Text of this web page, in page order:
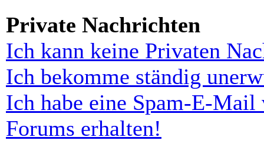
Private Nachrichten
Ich kann keine Privaten
Ich bekomme ständig
Ich habe eine Spam-E-
Forums erhalten!